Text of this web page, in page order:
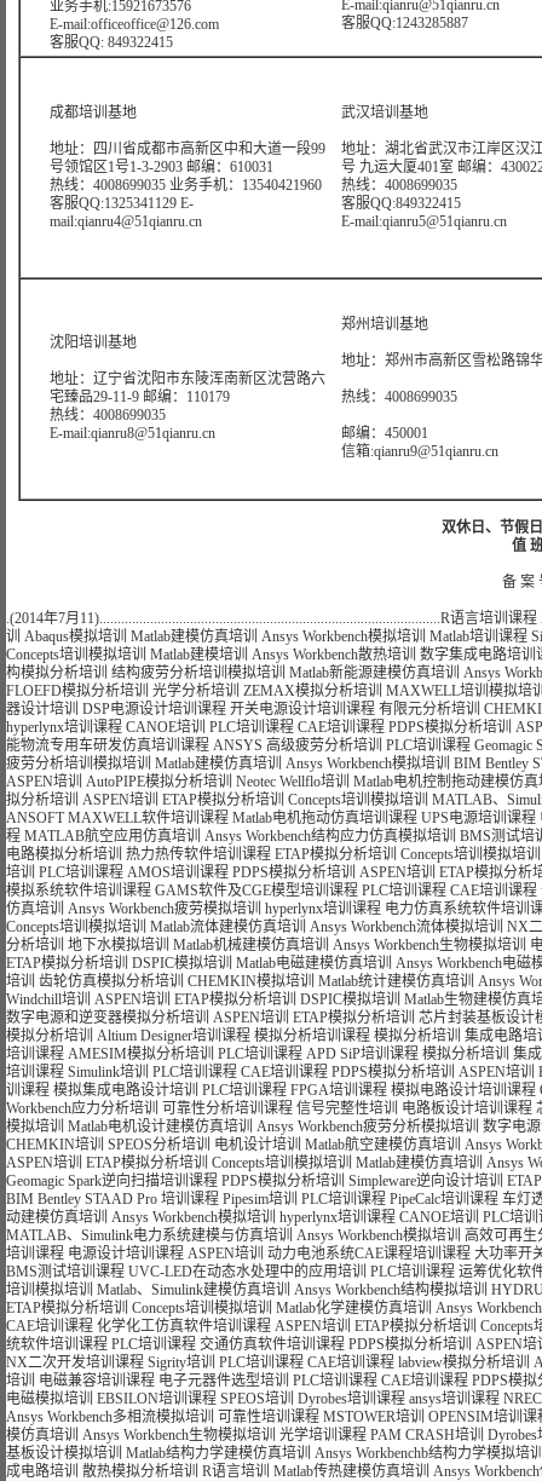
业务手机:15921673576
E-mail:officeoffice@126.com
客服QQ: 849322415
E-mail:qianru@51qianru.cn
客服QQ:1243285887
成都培训基地
地址：四川省成都市高新区中和大道一段99
号领馆区1号1-3-2903 邮编：610031
热线：4008699035 业务手机：13540421960
客服QQ:1325341129 E-
mail:qianru4@51qianru.cn
武汉培训基地
地址：湖北省武汉市江岸区汉
号 九运大厦401室 邮编：
热线：4008699035
客服QQ:849322415
E-mail:qianru5@51qianru.cn
沈阳培训基地
地址：辽宁省沈阳市东陵浑南新区沈营路六
宅臻品29-11-9 邮编：110179
热线：4008699035
E-mail:qianru8@51qianru.cn
郑州培训基地
地址：郑州市高新区雪松路锦
热线：4008699035
邮编：450001
信箱:qianru9@51qianru.cn
双休日、节假
值
备 案
.(2014年7月11)..............................................................................................R语言培训课程
训 Abaqus模拟培训 Matlab建模仿真培训 Ansys Workbench模拟培训 Matlab培训课程
Concepts培训模拟培训 Matlab建模培训 Ansys Workbench散热培训 数字集成电路培训
构模拟分析培训 结构疲劳分析培训模拟培训 Matlab新能源建模仿真培训 Ansys
FLOEFD模拟分析培训 光学分析培训 ZEMAX模拟分析培训 MAXWELL培训模拟培
器设计培训 DSP电源设计培训课程 开关电源设计培训课程 有限元分析培训
hyperlynx培训课程 CANOE培训 PLC培训课程 CAE培训课程 PDPS模拟分析培训
能物流专用车研发仿真培训课程 ANSYS 高级疲劳分析培训 PLC培训课程 Geomagic
疲劳分析培训模拟培训 Matlab建模仿真培训 Ansys Workbench模拟培训 BIM Bentley
ASPEN培训 AutoPIPE模拟分析培训 Neotec Wellflo培训 Matlab电机控制拖动建模仿真
拟分析培训 ASPEN培训 ETAP模拟分析培训 Concepts培训模拟培训 MATLAB、
ANSOFT MAXWELL软件培训课程 Matlab电机拖动仿真培训课程 UPS电源培训课程
程 MATLAB航空应用仿真培训 Ansys Workbench结构应力仿真模拟培训 BMS测试培
电路模拟分析培训 热力热传软件培训课程 ETAP模拟分析培训 Concepts培训模拟培训
培训 PLC培训课程 AMOS培训课程 PDPS模拟分析培训 ASPEN培训 ETAP模拟分析
模拟系统软件培训课程 GAMS软件及CGE模型培训课程 PLC培训课程 CAE培训课程
仿真培训 Ansys Workbench疲劳模拟培训 hyperlynx培训课程 电力仿真系统软件培训
Concepts培训模拟培训 Matlab流体建模仿真培训 Ansys Workbench流体模拟培训 NX
分析培训 地下水模拟培训 Matlab机械建模仿真培训 Ansys Workbench生物模拟培训
ETAP模拟分析培训 DSPIC模拟培训 Matlab电磁建模仿真培训 Ansys Workbench电磁
培训 齿轮仿真模拟分析培训 CHEMKIN模拟培训 Matlab统计建模仿真培训 Ansys
Windchill培训 ASPEN培训 ETAP模拟分析培训 DSPIC模拟培训 Matlab生物建模仿真
数字电源和逆变器模拟分析培训 ASPEN培训 ETAP模拟分析培训 芯片封装基板设计
模拟分析培训 Altium Designer培训课程 模拟分析培训课程 模拟分析培训 集成电路培
培训课程 AMESIM模拟分析培训 PLC培训课程 APD SiP培训课程 模拟分析培训 集
培训课程 Simulink培训 PLC培训课程 CAE培训课程 PDPS模拟分析培训 ASPEN培训
训课程 模拟集成电路设计培训 PLC培训课程 FPGA培训课程 模拟电路设计培训课程
Workbench应力分析培训 可靠性分析培训课程 信号完整性培训 电路板设计培训课程
模拟培训 Matlab电机设计建模仿真培训 Ansys Workbench疲劳分析模拟培训 数字电
CHEMKIN培训 SPEOS分析培训 电机设计培训 Matlab航空建模仿真培训 Ansys
ASPEN培训 ETAP模拟分析培训 Concepts培训模拟培训 Matlab建模仿真培训 Ansys
Geomagic Spark逆向扫描培训课程 PDPS模拟分析培训 Simpleware逆向设计培训
BIM Bentley STAAD Pro 培训课程 Pipesim培训 PLC培训课程 PipeCalc培训课程 车灯
动建模仿真培训 Ansys Workbench模拟培训 hyperlynx培训课程 CANOE培训 PLC培训
MATLAB、Simulink电力系统建模与仿真培训 Ansys Workbench模拟培训 高效可再生
培训课程 电源设计培训课程 ASPEN培训 动力电池系统CAE课程培训课程 大功率开
BMS测试培训课程 UVC-LED在动态水处理中的应用培训 PLC培训课程 运筹优化软
培训模拟培训 Matlab、Simulink建模仿真培训 Ansys Workbench结构模拟培训
ETAP模拟分析培训 Concepts培训模拟培训 Matlab化学建模仿真培训 Ansys
CAE培训课程 化学化工仿真软件培训课程 ASPEN培训 ETAP模拟分析培训 Concepts
统软件培训课程 PLC培训课程 交通仿真软件培训课程 PDPS模拟分析培训 ASPEN培
NX二次开发培训课程 Sigrity培训 PLC培训课程 CAE培训课程 labview模拟分析培训
培训 电磁兼容培训课程 电子元器件选型培训 PLC培训课程 CAE培训课程 PDPS模
电磁模拟培训 EBSILON培训课程 SPEOS培训 Dyrobes培训课程 ansys培训课程
Ansys Workbench多相流模拟培训 可靠性培训课程 MSTOWER培训 OPENSIM培训课
模仿真培训 Ansys Workbench生物模拟培训 光学培训课程 PAM CRASH培训
基板设计模拟培训 Matlab结构力学建模仿真培训 Ansys Workbenchb结构力学模拟培
成电路培训 散热模拟分析培训 R语言培训 Matlab传热建模仿真培训 Ansys